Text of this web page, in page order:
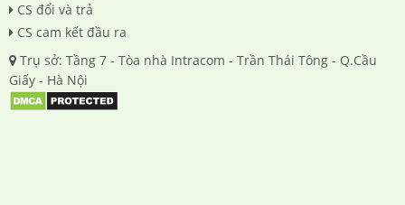
CS đổi và trả
CS cam kết đầu ra
Trụ sở: Tầng 7 - Tòa nhà Intracom - Trần Thái Tông - Q.Cầu
Giấy - Hà Nội